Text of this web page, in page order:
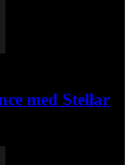
med Stellar